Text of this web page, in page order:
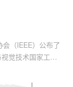
（IEEE）公布了
觉技术国家工程
standards)做